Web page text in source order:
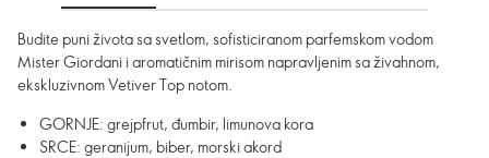
Budite puni života sa svetlom, sofisticiranom parfemskom vodom
Mister Giordani i aromatičnim mirisom napravljenim sa živahnom,
ekskluzivnom Vetiver Top notom.
GORNJE: grejpfrut, đumbir, limunova kora
SRCE: geranijum, biber, morski akord